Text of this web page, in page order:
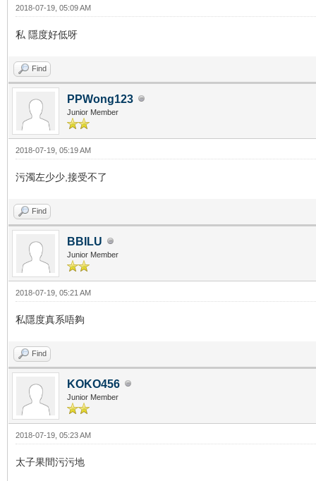
2018-07-19, 05:09 AM
私 隱度好低呀
Find
PPWong123
Junior Member
2018-07-19, 05:19 AM
污濁左少少,接受不了
Find
BBILU
Junior Member
2018-07-19, 05:21 AM
私隱度真系唔夠
Find
KOKO456
Junior Member
2018-07-19, 05:23 AM
太子果間污污地